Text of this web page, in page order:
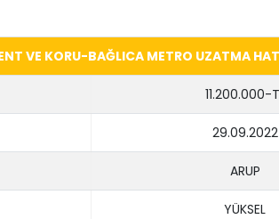
VE KORU-BAĞLICA METRO UZATMA
11.200.000-
29.09.2022
ARUP
YÜKSEL